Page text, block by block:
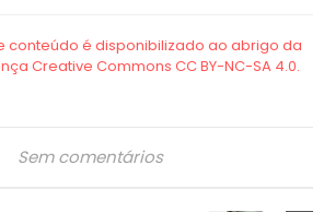
Sem comentários